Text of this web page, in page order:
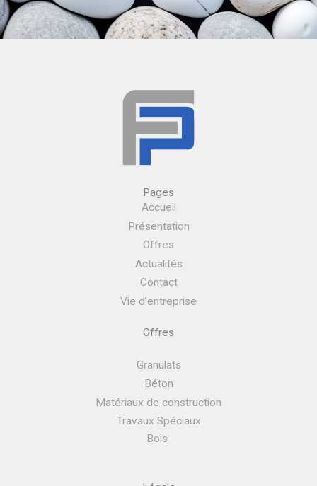
Pages
Accueil
Présentation
Offres
Actualités
Contact
Vie d’entreprise
Offres
Granulats
Béton
Matériaux de construction
Travaux Spéciaux
Bois